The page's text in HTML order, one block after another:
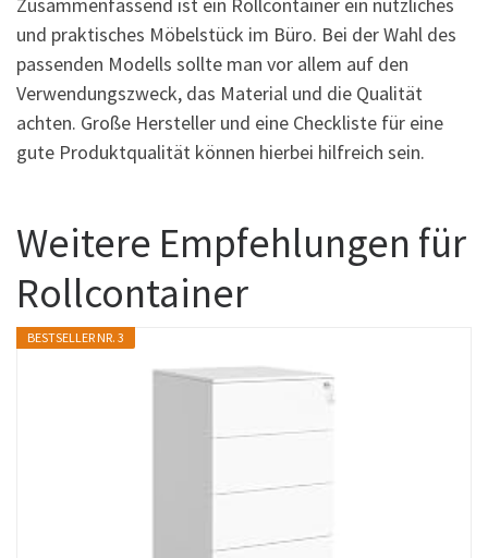
Zusammenfassend ist ein Rollcontainer ein nützliches
und praktisches Möbelstück im Büro. Bei der Wahl des
passenden Modells sollte man vor allem auf den
Verwendungszweck, das Material und die Qualität
achten. Große Hersteller und eine Checkliste für eine
gute Produktqualität können hierbei hilfreich sein.
Weitere Empfehlungen für
Rollcontainer
BESTSELLER NR. 3